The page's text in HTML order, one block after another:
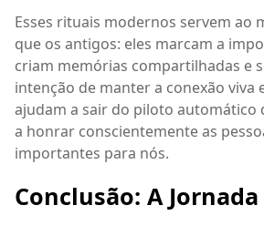
Esses rituais modernos servem ao
que os antigos: eles marcam a
criam memórias compartilhadas e
intenção de manter a conexão viva
ajudam a sair do piloto automático
a honrar conscientemente as
importantes para nós.
Conclusão: A